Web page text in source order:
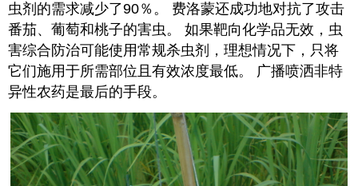
虫剂的需求减少了90％。 费洛蒙还成功地对抗了攻击
番茄、葡萄和桃子的害虫。 如果靶向化学品无效，虫
害综合防治可能使用常规杀虫剂，理想情况下，只将
它们施用于所需部位且有效浓度最低。 广播喷洒非特
异性农药是最后的手段。